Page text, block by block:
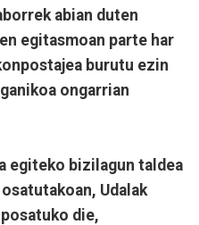
abian duten
egitasmoan parte har
burutu ezin
ongarrian
egiteko bizilagun taldea
Udalak
die,